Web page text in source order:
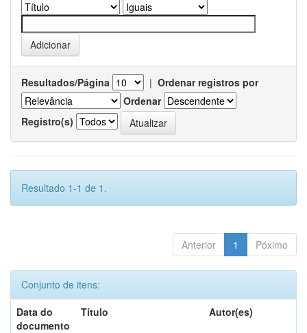
Resultados/Página | Ordenar registros por
Ordenar
Registro(s)
Resultado 1-1 de 1.
Anterior 1 Póximo
Conjunto de itens:
Data do
documento
Título Autor(es)